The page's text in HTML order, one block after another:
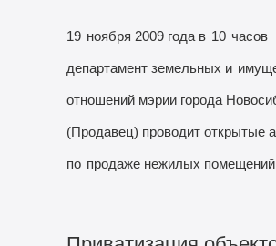
19 ноября 2009 года в 10 часов
департамент земельных и
отношений мэрии города
(Продавец) проводит открытые
по продаже нежилых